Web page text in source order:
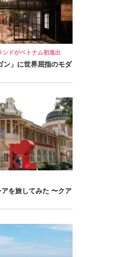
ンドがベトナム初進出
ン」に世界屈指のモダ
を旅してみた 〜クア